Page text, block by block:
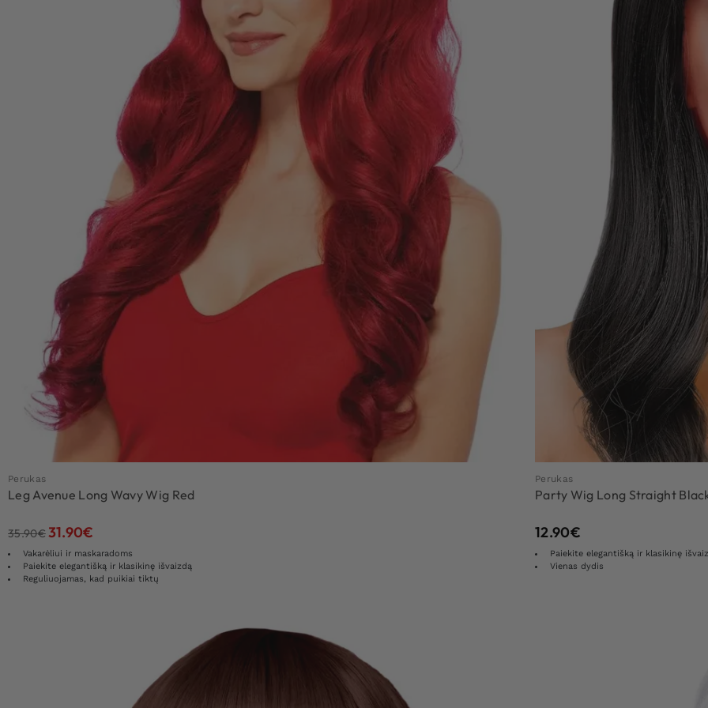
Perukas
Leg Avenue Long Wavy Wig Red
35.90€31.90€
Vakarėliui ir maskaradoms
Paiekite elegantišką ir klasikinę išvaizdą
Reguliuojamas, kad puikiai tiktų
Perukas
Party Wig Long Straight
12.90€
Paiekite elegantišką ir klasikinę
Vienas dydis